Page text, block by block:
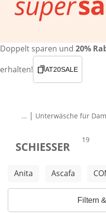
Doppelt sparen und 20%
erhalten!
AT20SALE
... | Unterwäsche für
SCHIESSER Produkte
19
Weitere Kategorien
Anita Ascafa
Filtern